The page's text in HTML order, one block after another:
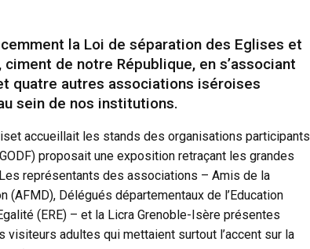
la Loi de séparation des Eglises et
de notre République, en s’associant
quatre autres associations iséroises
sein de nos institutions.
accueillait les stands des organisations participants
proposait une exposition retraçant les grandes
représentants des associations – Amis de la
(AFMD), Délégués départementaux de l’Education
(ERE) – et la Licra Grenoble-Isère présentes
adultes qui mettaient surtout l’accent sur la